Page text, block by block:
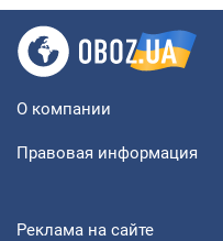
О компании
Правовая информация
Реклама на сайте